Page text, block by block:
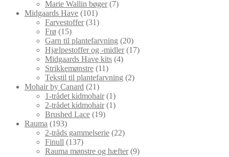
varer
Marie Wallin bøger 77
Midgaards Have 101101
varer
Farvestoffer 3131
Frø 1515
varer
Garn til plantefarvning 2020
varer
Hjælpestoffer og -midler 1717
Midgaards Have kits 44
Strikkemønstre 1111
varer
Tekstil til plantefarvning 22
Mohair by Canard 2121
varer
1-trådet kidmohair 11
vare
2-trådet kidmohair 11
Brushed Lace 1919
Rauma 193193
varer
2-tråds gammelserie 2222
Finull 137137
varer
Rauma mønstre og hæfter 99